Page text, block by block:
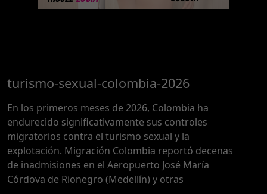
turismo-sexual-colombia-2026
En los primeros meses de 2026, Colombia ha
endurecido significativamente sus controles
migratorios contra el turismo sexual y la
explotación. Migración Colombia reportó decenas
de inadmisiones en el Aeropuerto José María
Córdova de Rionegro (Medellín) y otras